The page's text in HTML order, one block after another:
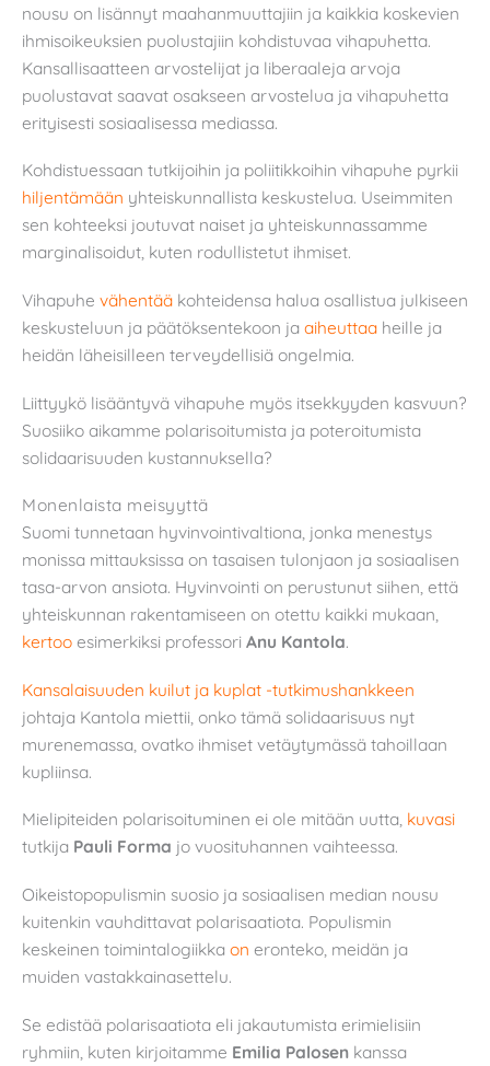
nousu on lisännyt maahanmuuttajiin ja kaikkia koskevien
ihmisoikeuksien puolustajiin kohdistuvaa vihapuhetta.
Kansallisaatteen arvostelijat ja liberaaleja arvoja
puolustavat saavat osakseen arvostelua ja vihapuhetta
erityisesti sosiaalisessa mediassa.
Kohdistuessaan tutkijoihin ja poliitikkoihin vihapuhe pyrkii
hiljentämään yhteiskunnallista keskustelua. Useimmiten
sen kohteeksi joutuvat naiset ja yhteiskunnassamme
marginalisoidut, kuten rodullistetut ihmiset.
Vihapuhe vähentää kohteidensa halua osallistua julkiseen
keskusteluun ja päätöksentekoon ja aiheuttaa heille ja
heidän läheisilleen terveydellisiä ongelmia.
Liittyykö lisääntyvä vihapuhe myös itsekkyyden kasvuun?
Suosiiko aikamme polarisoitumista ja poteroitumista
solidaarisuuden kustannuksella?
Monenlaista meisyyttä
Suomi tunnetaan hyvinvointivaltiona, jonka menestys
monissa mittauksissa on tasaisen tulonjaon ja sosiaalisen
tasa-arvon ansiota. Hyvinvointi on perustunut siihen, että
yhteiskunnan rakentamiseen on otettu kaikki mukaan,
kertoo esimerkiksi professori Anu Kantola.
Kansalaisuuden kuilut ja kuplat -tutkimushankkeen
johtaja Kantola miettii, onko tämä solidaarisuus nyt
murenemassa, ovatko ihmiset vetäytymässä tahoillaan
kupliinsa.
Mielipiteiden polarisoituminen ei ole mitään uutta, kuvasi
tutkija Pauli Forma jo vuosituhannen vaihteessa.
Oikeistopopulismin suosio ja sosiaalisen median nousu
kuitenkin vauhdittavat polarisaatiota. Populismin
keskeinen toimintalogiikka on eronteko, meidän ja
muiden vastakkainasettelu.
Se edistää polarisaatiota eli jakautumista erimielisiin
ryhmiin, kuten kirjoitamme Emilia Palosen kanssa